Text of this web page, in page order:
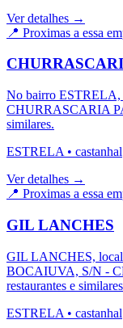
Ver detalhes →
📍 Proximas a essa
No bairro ESTRELA,
CHURRASCARIA
similares.
ESTRELA • castanhal
Ver detalhes →
📍 Proximas a essa
GIL LANCHES
GIL LANCHES,
BOCAIUVA, S/N -
restaurantes e
ESTRELA • castanhal